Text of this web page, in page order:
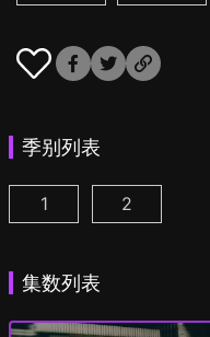
季别列表
第一次遇见花香的那刻
1 第一次遇见
2
集数列表